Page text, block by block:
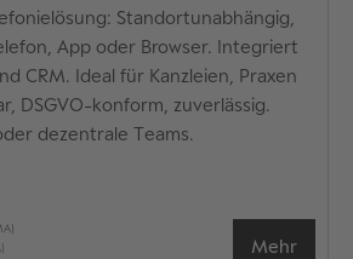
Standortunabhängig,
App oder Browser. Integriert
CRM. Ideal für Kanzleien, Praxen
DSGVO-konform, zuverlässig.
dezentrale Teams.
Mehr